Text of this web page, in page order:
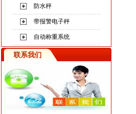
防水秤
带报警电子秤
自动称重系统
联系我们